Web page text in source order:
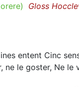
Gloss
entent Cinc
ne le goster, Ne le